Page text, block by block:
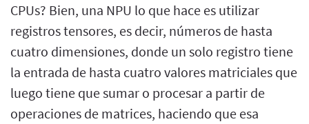
CPUs? Bien, una NPU lo que hace es utilizar
registros tensores, es decir, números de hasta
cuatro dimensiones, donde un solo registro tiene
la entrada de hasta cuatro valores matriciales que
luego tiene que sumar o procesar a partir de
operaciones de matrices, haciendo que esa